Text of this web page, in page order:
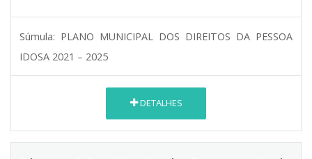
Súmula: PLANO MUNICIPAL DOS DIREITOS DA PESSOA
IDOSA 2021 – 2025
DETALHES